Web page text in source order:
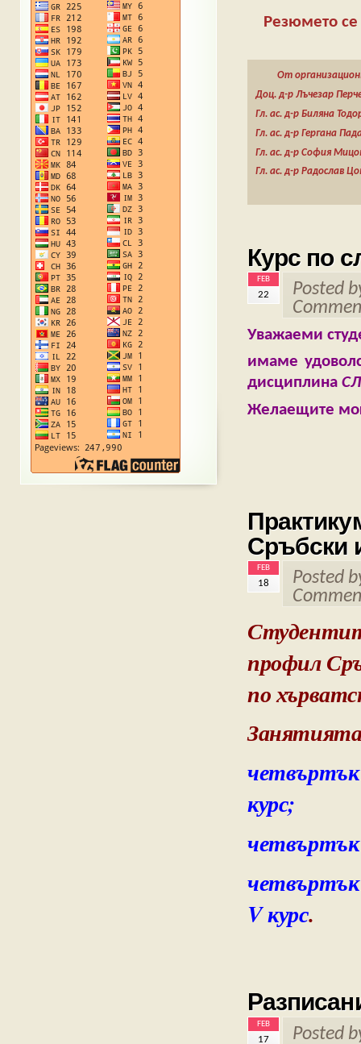
Резюмето
От
Доц. д-р Лъчезар
Гл. ас. д-р Биляна
Гл. ас. д-р Гергана
Гл. ас. д-р София
Гл. ас. д-р Радослав
Курс по
FEB
22
Posted
Уважаеми
имаме
дисциплина
Желаещите
Сръбски
FEB
18
Posted
профил
по
курс;
четвъртък
V курс.
FEB
17
Posted